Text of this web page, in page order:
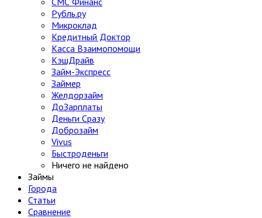
Рубль.ру
Микроклад
Кредитный Доктор
Касса Взаимопомощи
КэшДрайв
Займ-Экспресс
Займер
Желдорзайм
ДоЗарплаты
Деньги Сразу
Доброзайм
Vivus
Быстроденьги
Ничего не найдено
Займы
Города
Статьи
Сравнение